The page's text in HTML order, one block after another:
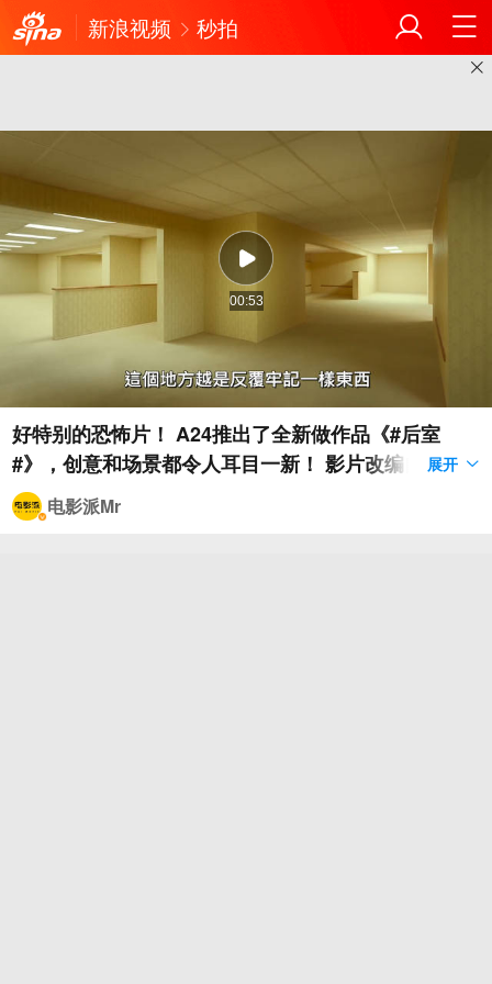
新浪视频 秒拍
00:53
好特别的恐怖片！ A24推出了全新做作品《#后室
#》，创意和场景都令人耳目一新！ 影片改编自油管
爆款短片系列，心理医生为了把病人从诡异事故里捞
回来，直接一脚踏入“黄色墙纸+荧光灯嗡嗡响”的后室
展开
电影派Mr